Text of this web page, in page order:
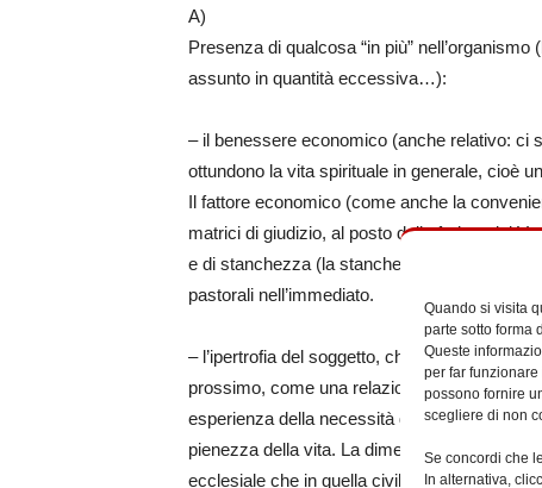
Quando si visita
parte sotto forma
Queste
per far
possono fornire
scegliere di non
Se concordi che
In alternativa,
A)
Presenza di qualcosa “in più”
assunto in quantità eccessiva…):
– il benessere economico (anche relativo: ci
ottundono la vita spirituale in generale, cioè
Il fattore economico (come anche la
matrici di giudizio, al posto della fede e del
e di stanchezza (la stanchezza è lo stato
pastorali nell’immediato.
– l’ipertrofia del soggetto, che stenta a
prossimo, come una relazione esterna e
esperienza della necessità di appartenere al
pienezza della vita. La dimensione sociale e
ecclesiale che in quella civile. La